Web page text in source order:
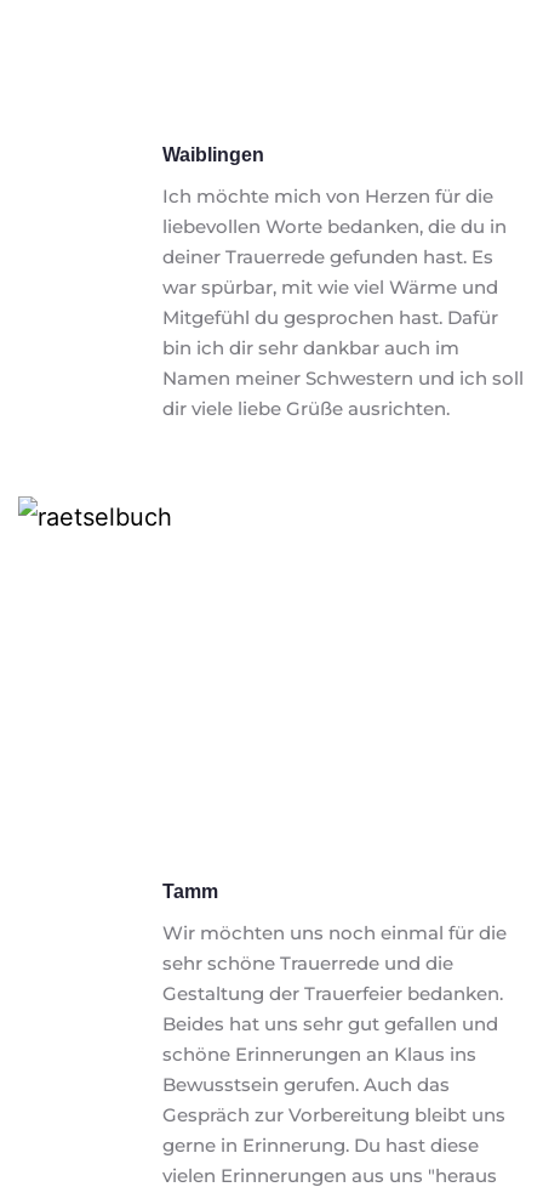
Waiblingen
Ich möchte mich von Herzen für die
liebevollen Worte bedanken, die du in
deiner Trauerrede gefunden hast. Es
war spürbar, mit wie viel Wärme und
Mitgefühl du gesprochen hast. Dafür
bin ich dir sehr dankbar auch im
Namen meiner Schwestern und ich soll
dir viele liebe Grüße ausrichten.
Tamm
Wir möchten uns noch einmal für die
sehr schöne Trauerrede und die
Gestaltung der Trauerfeier bedanken.
Beides hat uns sehr gut gefallen und
schöne Erinnerungen an Klaus ins
Bewusstsein gerufen. Auch das
Gespräch zur Vorbereitung bleibt uns
gerne in Erinnerung. Du hast diese
vielen Erinnerungen aus uns "heraus